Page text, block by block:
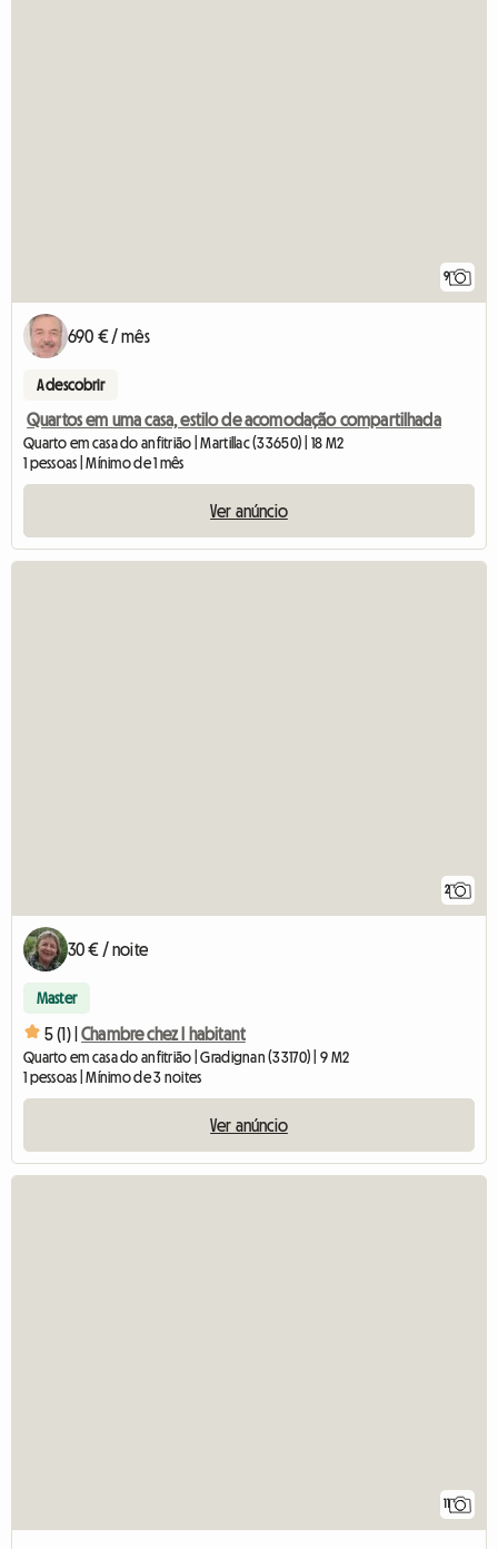
9
690 € / mês
A descobrir
Quartos em uma casa, estilo de acomodação compartilhada
Quarto em casa do anfitrião | Martillac (33650) | 18 M2
1 pessoas | Mínimo de 1 mês
Ver anúncio
2
30 € / noite
Master
5 (1) | Chambre chez l habitant
Quarto em casa do anfitrião | Gradignan (33170) | 9 M2
1 pessoas | Mínimo de 3 noites
Ver anúncio
11